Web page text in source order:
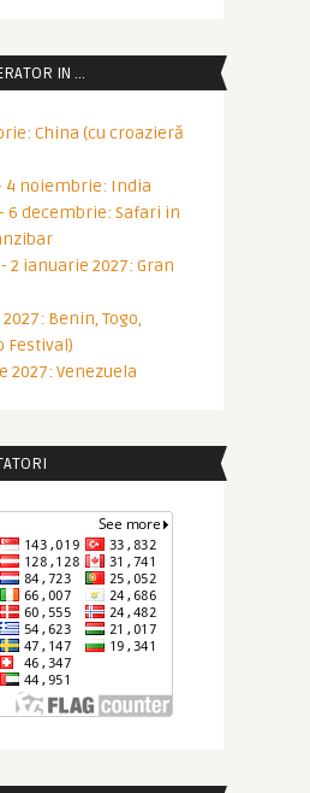
IN …
China (cu croazieră
4 noiembrie: India
6 decembrie: Safari in
2 ianuarie 2027: Gran
Benin, Togo,
Festival)
2027: Venezuela